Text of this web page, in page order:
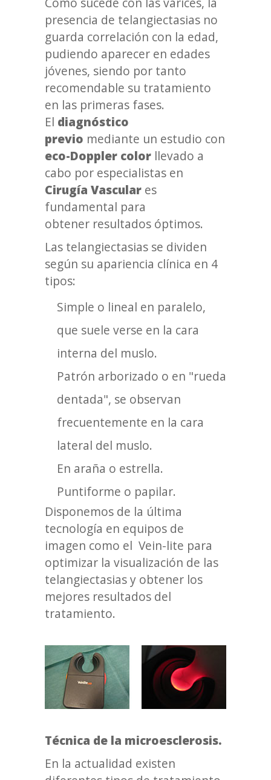
presencia de telangiectasias no
guarda correlación con la edad,
pudiendo aparecer en edades
jóvenes, siendo por tanto
recomendable su tratamiento
en las primeras fases.
El diagnóstico
previo mediante un estudio con
eco-Doppler color llevado a
cabo por especialistas en
Cirugía Vascular es
fundamental para
obtener resultados óptimos.
Las telangiectasias se dividen
según su apariencia clínica en 4
tipos:
Simple o lineal en paralelo,
que suele verse en la cara
interna del muslo.
Patrón arborizado o en "rueda
dentada", se observan
frecuentemente en la cara
lateral del muslo.
En araña o estrella.
Puntiforme o papilar.
Disponemos de la última
tecnología en equipos de
imagen como el Vein-lite para
optimizar la visualización de las
telangiectasias y obtener los
mejores resultados del
tratamiento.
Técnica de la microesclerosis.
En la actualidad existen